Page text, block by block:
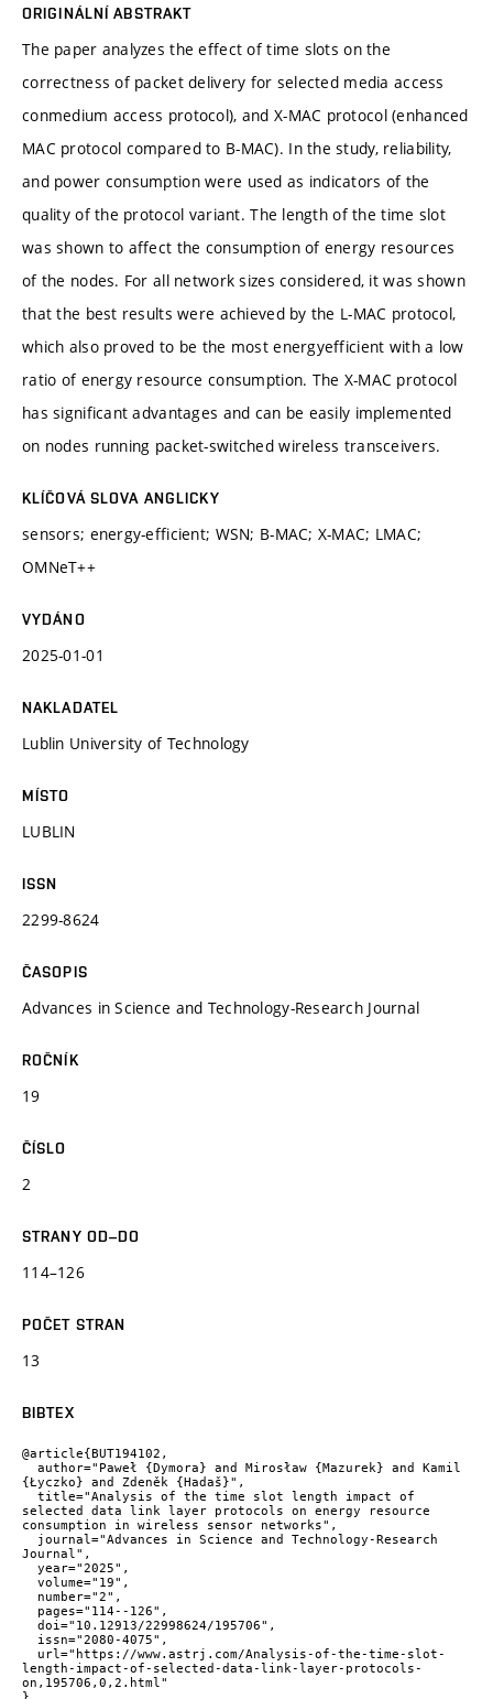
ORIGINÁLNÍ ABSTRAKT
The paper analyzes the effect of time slots on the
correctness of packet delivery for selected media access
conmedium access protocol), and X-MAC protocol (enhanced
MAC protocol compared to B-MAC). In the study, reliability,
and power consumption were used as indicators of the
quality of the protocol variant. The length of the time slot
was shown to affect the consumption of energy resources
of the nodes. For all network sizes considered, it was shown
that the best results were achieved by the L-MAC protocol,
which also proved to be the most energyefficient with a low
ratio of energy resource consumption. The X-MAC protocol
has significant advantages and can be easily implemented
on nodes running packet-switched wireless transceivers.
KLÍČOVÁ SLOVA ANGLICKY
sensors; energy-efficient; WSN; B-MAC; X-MAC; LMAC;
OMNeT++
VYDÁNO
2025-01-01
NAKLADATEL
Lublin University of Technology
MÍSTO
LUBLIN
ISSN
2299-8624
ČASOPIS
Advances in Science and Technology-Research Journal
ROČNÍK
19
ČÍSLO
2
STRANY OD–DO
114–126
POČET STRAN
13
BIBTEX
@article{BUT194102,
{Łyczko} and Zdeněk {Hadaš}",
selected data link layer protocols on energy resource
consumption in wireless sensor networks",
Journal",
length-impact-of-selected-data-link-layer-protocols-
on,195706,0,2.html"